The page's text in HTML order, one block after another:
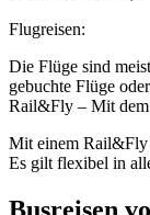
Flugreisen:
Die Flüge sind
gebuchte Flüge
Rail&Fly – Mit
Mit einem Rail&Fly
Es gilt flexibel in
Busreisen